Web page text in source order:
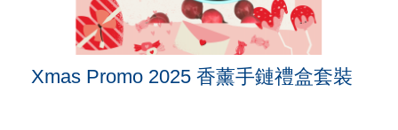
Xmas Promo 2025 香薰手鏈禮盒套裝